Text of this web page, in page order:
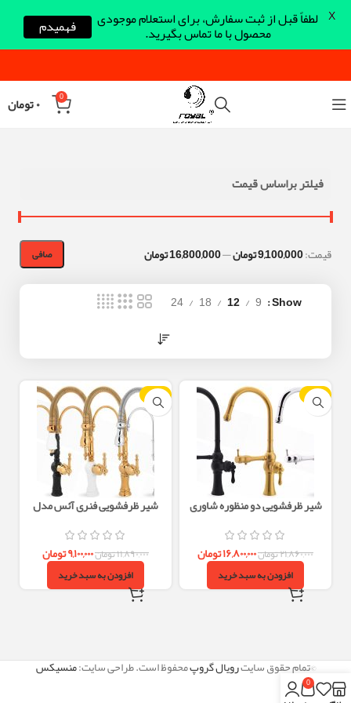
0 ۰تومان
فیلتر براساس قیمت
صافی قيمت:9,100,000 تومان —16,800,000 تومان
Show
9
12
18
24
-23%
شیر ظرفشویی دو منظوره شاوری
۲۱,۸۶۰,۰۰۰تومان۱۶,۸۰۰,۰۰۰تومان
افزودن به سبد خرید
-23%
شیر ظرفشویی فنری آئس مدل
۱۱,۸۹۰,۰۰۰تومان۹,۱۰۰,۰۰۰تومان
افزودن به سبد خرید
©تمام حقوق سایترویال گروپمحفوظ است. طراحی سایت:منسیکس
لطفاً قبل از ثبت سفارش، برای استعلام موجودی
محصول با ما تماس بگیرید. فهمیدم X
0